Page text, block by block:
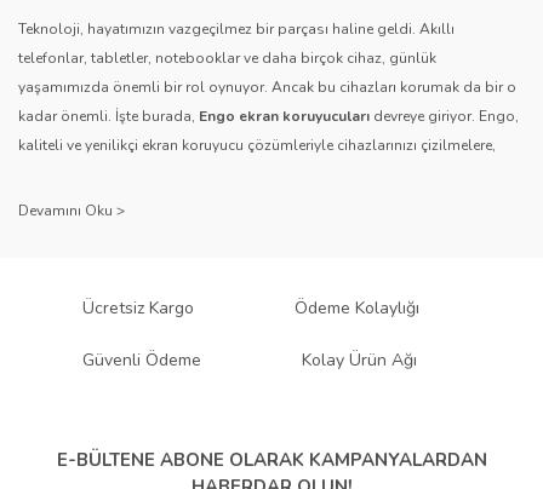
Gönder
Teknoloji, hayatımızın vazgeçilmez bir parçası haline geldi. Akıllı
telefonlar, tabletler, notebooklar ve daha birçok cihaz, günlük
yaşamımızda önemli bir rol oynuyor. Ancak bu cihazları korumak da bir o
kadar önemli. İşte burada, Engo ekran koruyucuları devreye giriyor. Engo,
kaliteli ve yenilikçi ekran koruyucu çözümleriyle cihazlarınızı çizilmelere,
sağlıyor.
Engo ekran koruyucuları
, uzun yıllara dayanan tecrübesi ve teknolojiye
ürününü titiz bir kalite kontrol sürecinden geçirir. Kullanıcı dostu tasarımı
Çeşitlilik ve Uyum: Engo Ekran
Ücretsiz Kargo Ödeme Kolaylığı
Güvenli Ödeme Kolay Ürün Ağı
E-BÜLTENE ABONE OLARAK KAMPANYALARDAN